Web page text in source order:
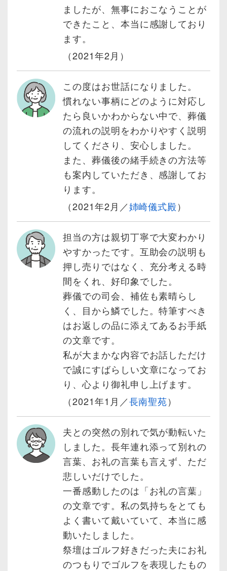
ましたが、無事におこなうことが
できたこと、本当に感謝しており
ます。
（2021年2月）
この度はお世話になりました。
慣れない事柄にどのように対応し
たら良いかわからない中で、葬儀
の流れの説明をわかりやすく説明
してくださり、安心しました。
また、葬儀後の緒手続きの方法等
も案内していただき、感謝してお
ります。
（2021年2月／姉崎儀式殿）
担当の方は親切丁寧で大変わかり
やすかったです。互助会の説明も
押し売りではなく、充分考える時
間をくれ、好印象でした。
葬儀での司会、補佐も素晴らし
く、目から鱗でした。特筆すべき
はお返しの品に添えてあるお手紙
の文章です。
私が大まかな内容でお話しただけ
で誠にすばらしい文章になってお
り、心より御礼申し上げます。
（2021年1月／長南聖苑）
夫との突然の別れで気が動転いた
しました。長年連れ添って別れの
言葉、お礼の言葉も言えず、ただ
悲しいだけでした。
一番感動したのは「お礼の言葉」
の文章です。私の気持ちをとても
よく書いて戴いていて、本当に感
動いたしました。
祭壇はゴルフ好きだった夫にお礼
のつもりでゴルフを表現したもの